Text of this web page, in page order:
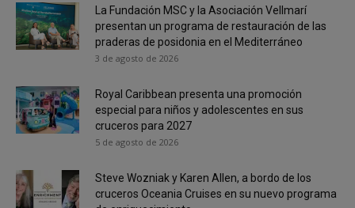
La Fundación MSC y la Asociación Vellmarí
presentan un programa de restauración de las
praderas de posidonia en el Mediterráneo
3 de agosto de 2026
Royal Caribbean presenta una promoción
especial para niños y adolescentes en sus
cruceros para 2027
5 de agosto de 2026
Steve Wozniak y Karen Allen, a bordo de los
cruceros Oceania Cruises en su nuevo programa